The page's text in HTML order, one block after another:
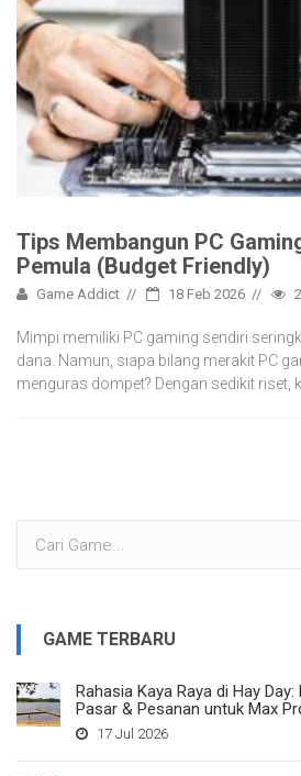
Tips Membangun PC
Pemula (Budget Friendly)
Game Addict 18 Feb 2026
Mimpi memiliki PC gaming sendiri
dana. Namun, siapa bilang merakit PC
menguras dompet? Dengan sedikit riset,
GAME TERBARU
Rahasia Kaya Raya di Hay Day:
Pasar & Pesanan untuk Max
17 Jul 2026